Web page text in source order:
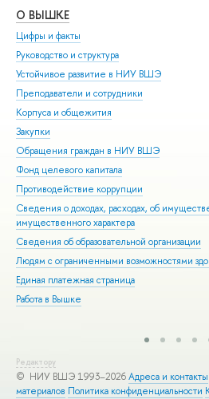
О ВЫШКЕ
Цифры и факты
Руководство и структура
Устойчивое развитие в НИУ ВШЭ
Преподаватели и сотрудники
Корпуса и общежития
Закупки
Обращения граждан в НИУ ВШЭ
Фонд целевого капитала
Противодействие коррупции
Сведения о доходах, расходах, об
имущественного характера
Сведения об образовательной организации
Людям с ограниченными возможностями
Единая платежная страница
Работа в Вышке
Редактору
© НИУ ВШЭ 1993–2026Адреса и контакты
материалов Политика конфиденциальности